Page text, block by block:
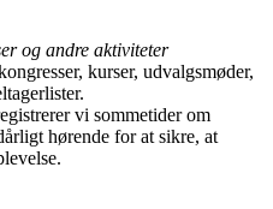
og andre aktiviteter
kurser, udvalgsmøder,
vi sommetider om
hørende for at sikre, at